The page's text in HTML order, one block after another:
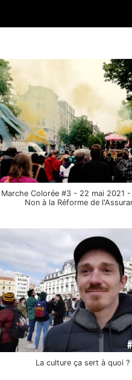
Marche Colorée #3 - 22 mai 2021
Non à la Réforme de
La culture ça sert à quoi ?